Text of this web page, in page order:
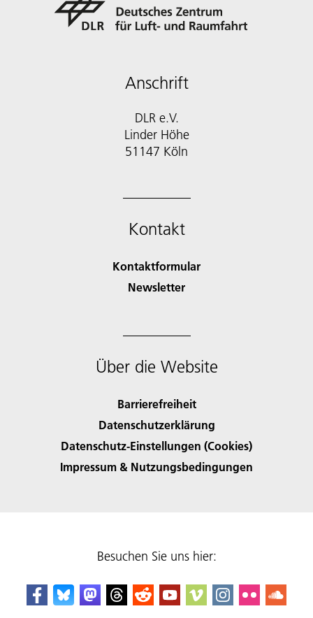
Anschrift
DLR e.V.
Linder Höhe
51147 Köln
Kontakt
Kontaktformular
Newsletter
Über die Website
Barrierefreiheit
Datenschutzerklärung
Datenschutz-Einstellungen (Cookies)
Impressum & Nutzungsbedingungen
Besuchen Sie uns hier: